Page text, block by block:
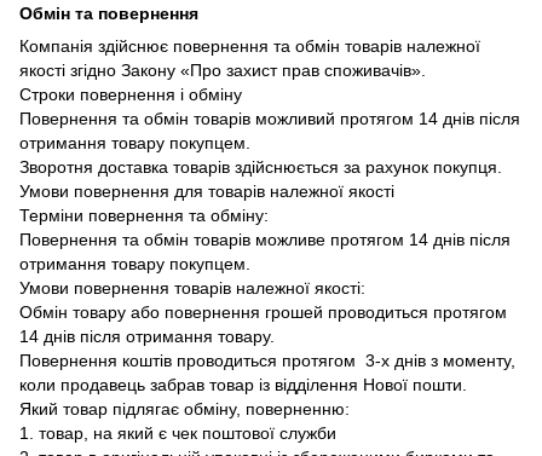
Обмін та повернення
Компанія здійснює повернення та обмін товарів належної
якості згідно Закону «Про захист прав споживачів».
Строки повернення і обміну
Повернення та обмін товарів можливий протягом 14 днів після
отримання товару покупцем.
Зворотня доставка товарів здійснюється за рахунок покупця.
Умови повернення для товарів належної якості
Терміни повернення та обміну:
Повернення та обмін товарів можливе протягом 14 днів після
отримання товару покупцем.
Умови повернення товарів належної якості:
Обмін товару або повернення грошей проводиться протягом
14 днів після отримання товару.
Повернення коштів проводиться протягом 3-х днів з моменту,
коли продавець забрав товар із відділення Нової пошти.
Який товар підлягає обміну, поверненню:
1. товар, на який є чек поштової служби